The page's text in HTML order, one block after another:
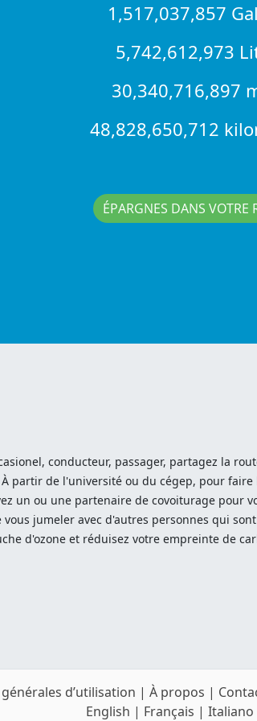
1,517,037,857
5,742,612,973
30,340,716,897
48,828,650,712
ÉPARGNES DANS VOTRE
conducteur, passager, partagez la
partir de l'université ou du cégep, pour
un ou une partenaire de covoiturage pour
jumeler avec d'autres personnes qui
d'ozone et réduisez votre empreinte de
d’utilisation | À propos |
English | Français | Italiano